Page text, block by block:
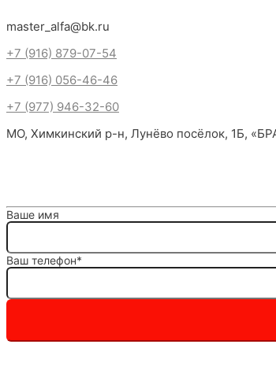
master_alfa@bk.ru
+7 (916) 879-07-54
+7 (916) 056-46-46
+7 (977) 946-32-60
МО, Химкинский р-н, Лунёво посёлок, 1Б,
Ваше имя
Ваш телефон*